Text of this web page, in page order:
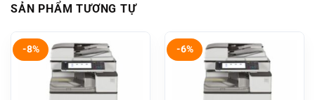
SẢN PHẨM TƯƠNG TỰ
-8% -6%